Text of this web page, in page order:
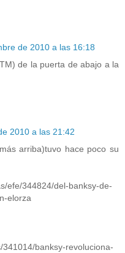
de 2010 a las 16:18
de la puerta de abajo a la
2010 a las 21:42
arriba)tuvo hace poco su
efe/344824/del-banksy-de-
elorza
banksy-revoluciona-